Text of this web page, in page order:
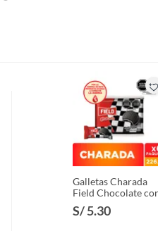
Galletas Charada
Field Chocolate
Vainilla Sixpack
g
S/ 5.30